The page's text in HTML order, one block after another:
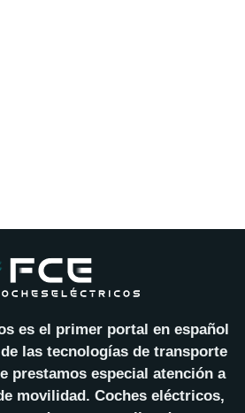
es el primer portal en español
las tecnologías de transporte
prestamos especial atención a
movilidad. Coches eléctricos,